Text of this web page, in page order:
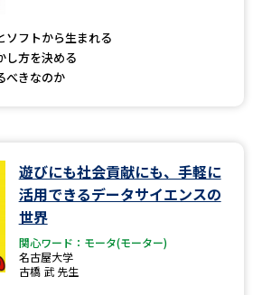
ソフトから生まれる
し方を決める
べきなのか
遊びにも社会貢献にも、手軽に
活用できるデータサイエンスの
世界
関心ワード：モータ(モーター)
名古屋大学
古橋 武 先生